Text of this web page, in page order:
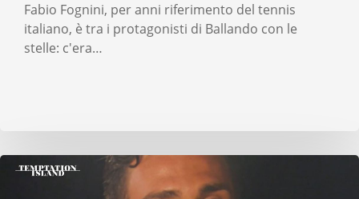
Fabio Fognini, per anni riferimento del tennis
italiano, è tra i protagonisti di Ballando con le
stelle: c'era…